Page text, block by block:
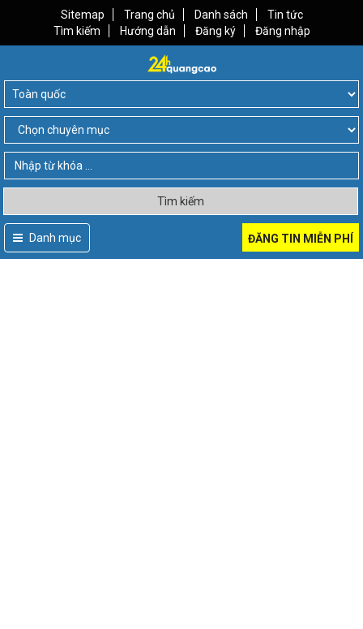
Sitemap Trang chủ Danh sách
Tin tức
Tìm kiếm
Hướng dẫn Đăng ký Đăng nhập
Tìm kiếm
Danh mục ĐĂNG TIN MIỄN PHÍ